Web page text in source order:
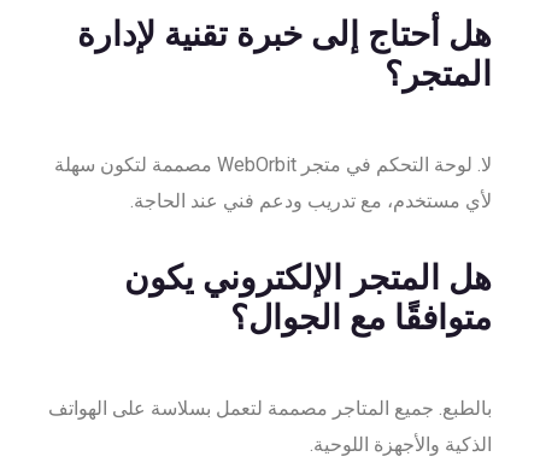
هل أحتاج إلى خبرة تقنية لإدارة
المتجر؟
لا. لوحة التحكم في متجر WebOrbit مصممة لتكون سهلة
لأي مستخدم، مع تدريب ودعم فني عند الحاجة.
هل المتجر الإلكتروني يكون
متوافقًا مع الجوال؟
بالطبع. جميع المتاجر مصممة لتعمل بسلاسة على الهواتف
الذكية والأجهزة اللوحية.